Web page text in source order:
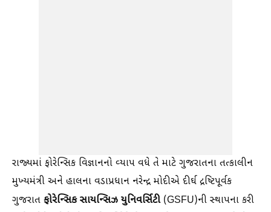
રાજ્યમાં ફોરેન્સિક વિજ્ઞાનનો વ્યાપ વધે તે માટે ગુજરાતના તત્કાલીન
મુખ્યમંત્રી અને હાલના વડાપ્રધાન નરેન્દ્ર મોદીએ દીર્ઘ દ્રષ્ટિપૂર્વક
ગુજરાત ફોરેન્સિક સાયન્સિઝ યુનિવર્સિટી(GSFU)ની સ્થાપના કરી